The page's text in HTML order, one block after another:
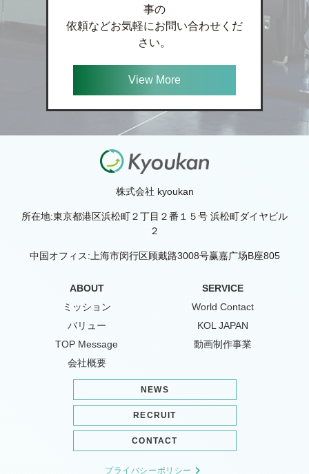
事の
依頼などお気軽にお問い合わせくだ
さい。
View More
株式会社 kyoukan
所在地:東京都港区浜松町２丁目２番１５号 浜松町ダイヤビル
２
中国オフィス:上海市闵行区顾戴路3008号赢嘉广场B座805
ABOUT
ミッション
バリュー
TOP Message
会社概要
SERVICE
World Contact
KOL JAPAN
動画制作事業
NEWS
RECRUIT
CONTACT
プライバシーポリシー